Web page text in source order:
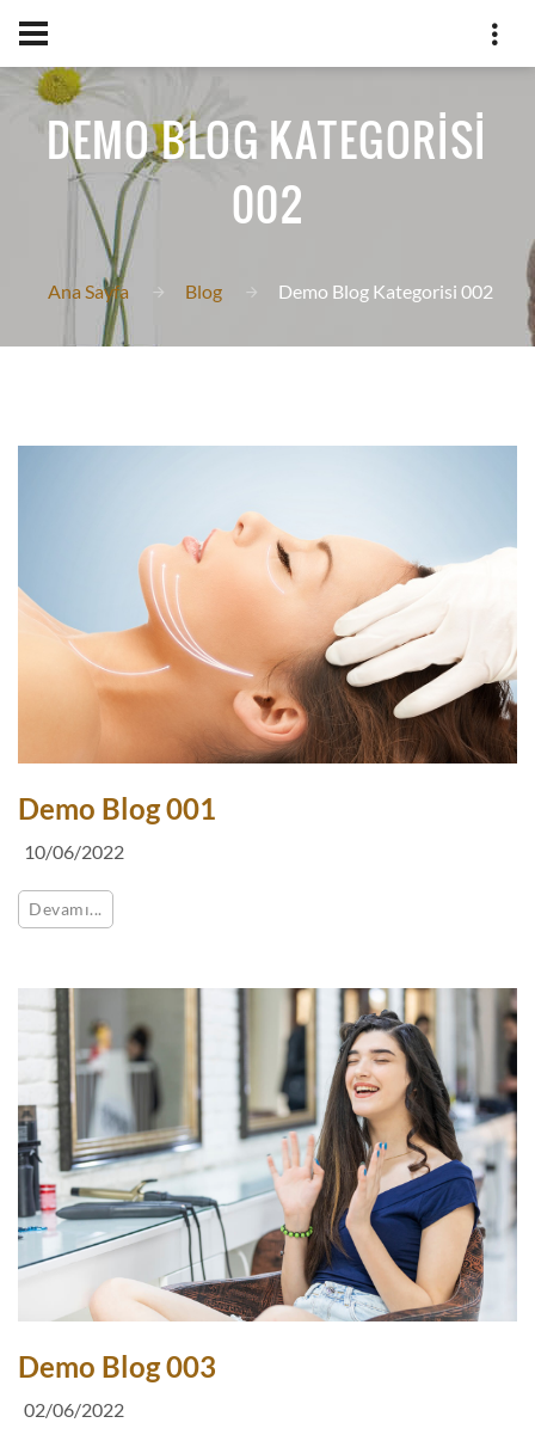
DEMO BLOG KATEGORISI
002
Ana Sayfa Blog Demo Blog Kategorisi 002
Demo Blog 001
10/06/2022
Devamı...
Demo Blog 003
02/06/2022